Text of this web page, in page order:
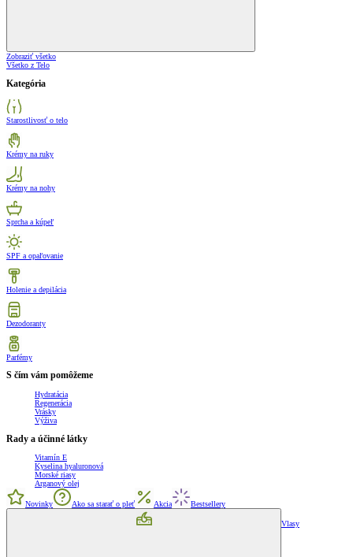
Zobraziť všetko
Všetko z Telo
Kategória
Starostlivosť o telo
Krémy na ruky
Krémy na nohy
Sprcha a kúpeľ
SPF a opaľovanie
Holenie a depilácia
Dezodoranty
Parfémy
S čím vám pomôžeme
Hydratácia
Regenerácia
Vrásky
Výživa
Rady a účinné látky
Vitamín E
Kyselina hyaluronová
Morské riasy
Arganový olej
Novinky Ako sa starať o pleť Akcia Bestsellery
Vlasy